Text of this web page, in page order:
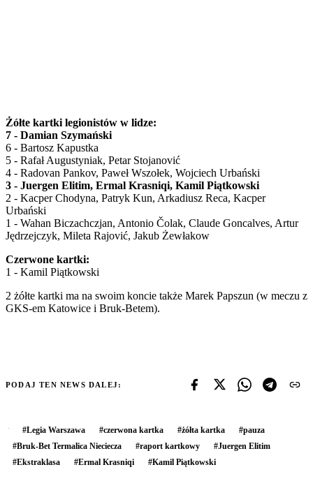
Żółte kartki legionistów w lidze:
7 - Damian Szymański
6 - Bartosz Kapustka
5 - Rafał Augustyniak, Petar Stojanović
4 - Radovan Pankov, Paweł Wszołek, Wojciech Urbański
3 - Juergen Elitim, Ermal Krasniqi, Kamil Piątkowski
2 - Kacper Chodyna, Patryk Kun, Arkadiusz Reca, Kacper
Urbański
1 - Wahan Biczachczjan, Antonio Čolak, Claude Goncalves, Artur
Jędrzejczyk, Mileta Rajović, Jakub Żewłakow
Czerwone kartki:
1 - Kamil Piątkowski
2 żółte kartki ma na swoim koncie także Marek Papszun (w meczu z
GKS-em Katowice i Bruk-Betem).
PODAJ TEN NEWS DALEJ:
#Legia Warszawa #czerwona kartka #żółta kartka #pauza
#Bruk-Bet Termalica Nieciecza #raport kartkowy #Juergen Elitim
#Ekstraklasa #Ermal Krasniqi #Kamil Piątkowski